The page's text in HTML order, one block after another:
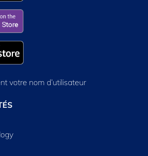
votre nom d’utilisateur